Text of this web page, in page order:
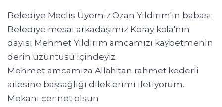
Belediye Meclis Üyemiz Ozan Yıldırım'ın babası;
Belediye mesai arkadaşımız Koray kola'nın
dayısı Mehmet Yıldırım amcamızı kaybetmenin
derin üzüntüsü içindeyiz.
Mehmet amcamıza Allah'tan rahmet kederli
ailesine başsağlığı dileklerimi iletiyorum.
Mekanı cennet olsun